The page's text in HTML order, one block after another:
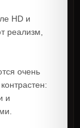
HD и
реализм,
очень
и